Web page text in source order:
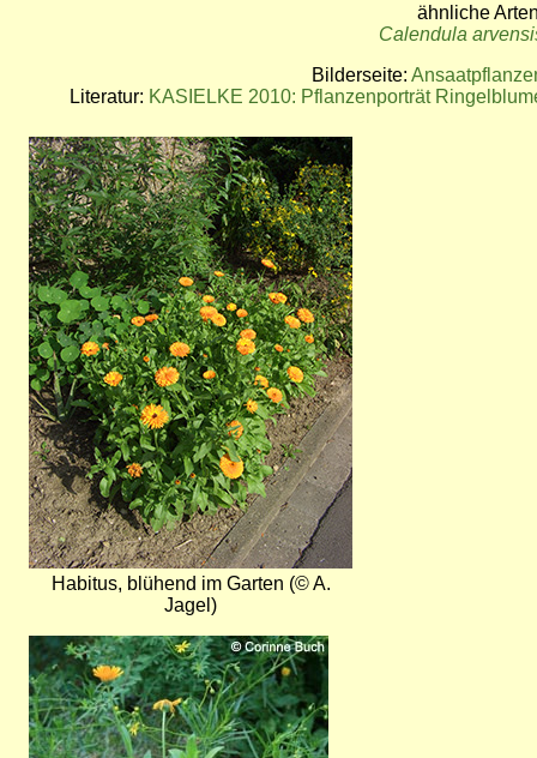
ähnliche
Calendula
Bilderseite:
Literatur: KASIELKE 2010: Pflanzenporträt
Bild
Habitus, blühend im Garten (© A.
Jagel)
Bild